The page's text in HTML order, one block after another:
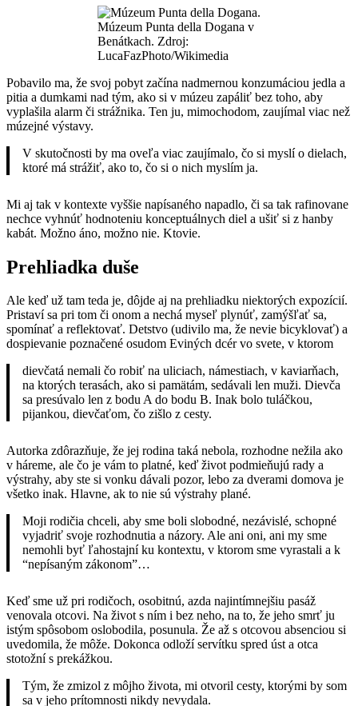
Múzeum Punta della Dogana v
Benátkach. Zdroj:
LucaFazPhoto/Wikimedia
Pobavilo ma, že svoj pobyt začína nadmernou konzumáciou jedla a
pitia a dumkami nad tým, ako si v múzeu zapáliť bez toho, aby
vyplašila alarm či strážnika. Ten ju, mimochodom, zaujímal viac než
múzejné výstavy.
V skutočnosti by ma oveľa viac zaujímalo, čo si myslí o dielach,
ktoré má strážiť, ako to, čo si o nich myslím ja.
Mi aj tak v kontexte vyššie napísaného napadlo, či sa tak rafinovane
nechce vyhnúť hodnoteniu konceptuálnych diel a ušiť si z hanby
kabát. Možno áno, možno nie. Ktovie.
Prehliadka duše
Ale keď už tam teda je, dôjde aj na prehliadku niektorých expozícií.
Pristaví sa pri tom či onom a nechá myseľ plynúť, zamýšľať sa,
spomínať a reflektovať. Detstvo (udivilo ma, že nevie bicyklovať) a
dospievanie poznačené osudom Eviných dcér vo svete, v ktorom
dievčatá nemali čo robiť na uliciach, námestiach, v kaviarňach,
na ktorých terasách, ako si pamätám, sedávali len muži. Dievča
sa presúvalo len z bodu A do bodu B. Inak bolo tuláčkou,
pijankou, dievčaťom, čo zišlo z cesty.
Autorka zdôrazňuje, že jej rodina taká nebola, rozhodne nežila ako
v háreme, ale čo je vám to platné, keď život podmieňujú rady a
výstrahy, aby ste si vonku dávali pozor, lebo za dverami domova je
všetko inak. Hlavne, ak to nie sú výstrahy plané.
Moji rodičia chceli, aby sme boli slobodné, nezávislé, schopné
vyjadriť svoje rozhodnutia a názory. Ale ani oni, ani my sme
nemohli byť ľahostajní ku kontextu, v ktorom sme vyrastali a k
“nepísaným zákonom”…
Keď sme už pri rodičoch, osobitnú, azda najintímnejšiu pasáž
venovala otcovi. Na život s ním i bez neho, na to, že jeho smrť ju
istým spôsobom oslobodila, posunula. Že až s otcovou absenciou si
uvedomila, že môže. Dokonca odloží servítku spred úst a otca
stotožní s prekážkou.
Tým, že zmizol z môjho života, mi otvoril cesty, ktorými by som
sa v jeho prítomnosti nikdy nevydala.